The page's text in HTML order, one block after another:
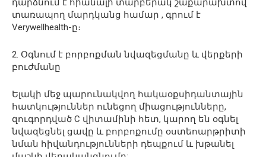
տառապող մարդկանց համար , գրում է
Verywellhealth-ը։
2. Օգնում է բորբոքման նվազեցմանը և վերքերի
բուժմանը
Ելակի մեջ պարունակվող հակաօքսիդանտային
հատկություններ ունեցող միացությունները,
զուգորդված C վիտամինի հետ, կարող են օգնել
նվազեցնել ցավը և բորբոքումը օստեոարթրիտի
նման հիվանդությունների դեպքում և խթանել